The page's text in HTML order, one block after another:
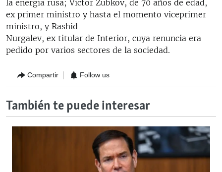
la energía rusa; Víctor Zubkov, de 70 años de edad,
ex primer ministro y hasta el momento viceprimer
ministro, y Rashid
Nurgalev, ex titular de Interior, cuya renuncia era
pedido por varios sectores de la sociedad.
Compartir Follow us
También te puede interesar